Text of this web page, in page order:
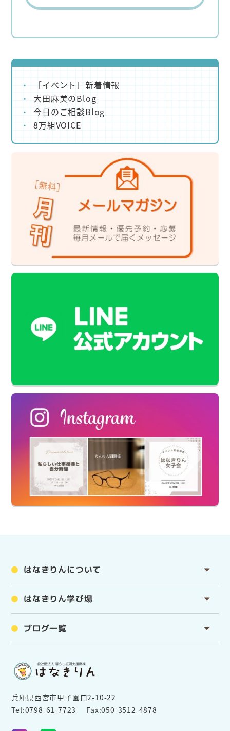
［イベント］新着情報
大田麻美のBlog
今日のご相談Blog
8万組VOICE
はなきりんについて
はなきりん学び場
ブログ一覧
兵庫県西宮市甲子園口2-10-22
Tel:0798-61-7723 Fax:050-3512-4878